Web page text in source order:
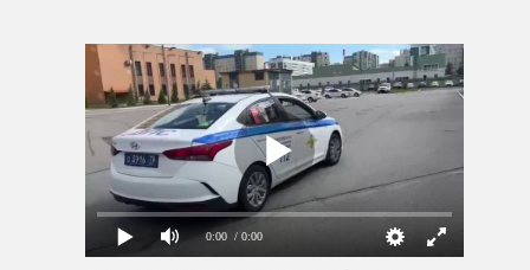
0:00 / 0:00